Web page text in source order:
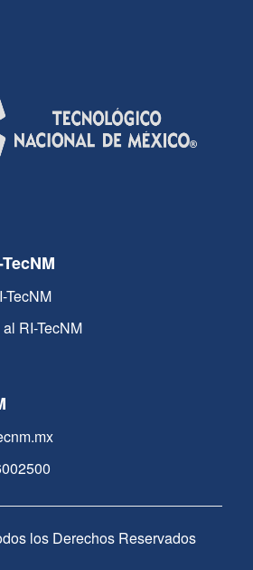
TecNM
RI-TecNM
los Derechos Reservados